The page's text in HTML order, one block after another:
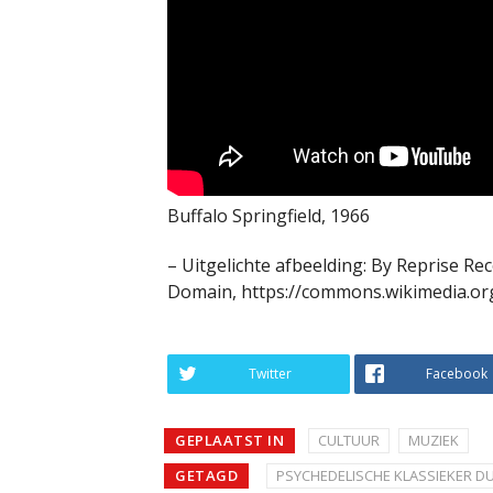
Buffalo Springfield, 1966
– Uitgelichte afbeelding: By Reprise
Domain, https://
Twitter Facebook
GEPLAATST IN CULTUUR
MUZIEK
GETAGD
PSYCHEDELISCHE KLASSIEKER